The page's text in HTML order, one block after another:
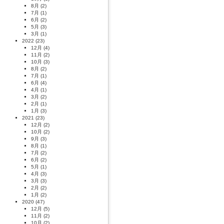
8月 (2)
7月 (1)
6月 (2)
5月 (3)
3月 (1)
2022 (23)
12月 (4)
11月 (2)
10月 (3)
8月 (2)
7月 (1)
6月 (4)
4月 (1)
3月 (2)
2月 (1)
1月 (3)
2021 (23)
12月 (2)
10月 (2)
9月 (3)
8月 (1)
7月 (2)
6月 (2)
5月 (1)
4月 (3)
3月 (3)
2月 (2)
1月 (2)
2020 (47)
12月 (5)
11月 (2)
10月 (2)